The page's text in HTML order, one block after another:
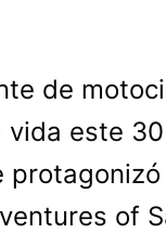
de
vida este
of